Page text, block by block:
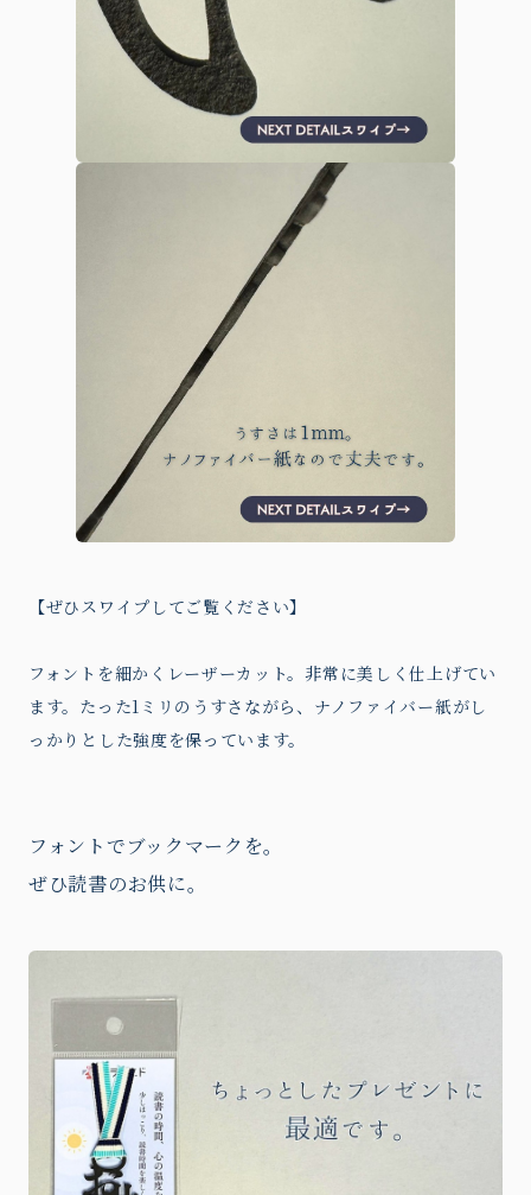
【ぜひスワイプしてご覧ください】
フォントを細かくレーザーカット。非常に美しく仕上げてい
ます。たった1ミリのうすさながら、ナノファイバー紙がし
っかりとした強度を保っています。
フォントでブックマークを。
ぜひ読書のお供に。